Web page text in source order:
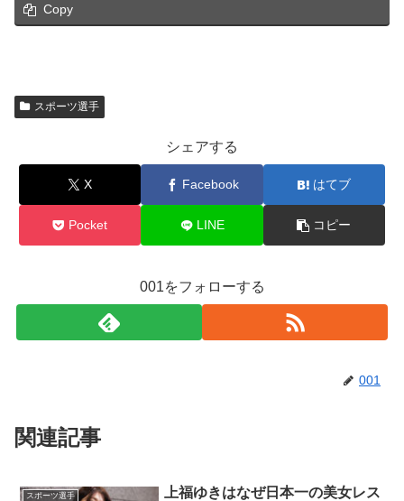
Copy
スポーツ選手
シェアする
X Facebook はてブ
Pocket LINE コピー
001をフォローする
001
関連記事
スポーツ選手
上福ゆきはなぜ日本一の美女レス